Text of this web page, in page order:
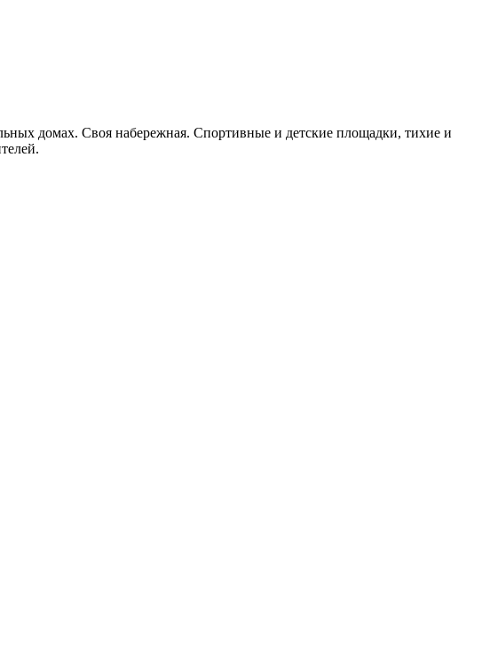
домах. Своя набережная. Спортивные и детские площадки, тихие и